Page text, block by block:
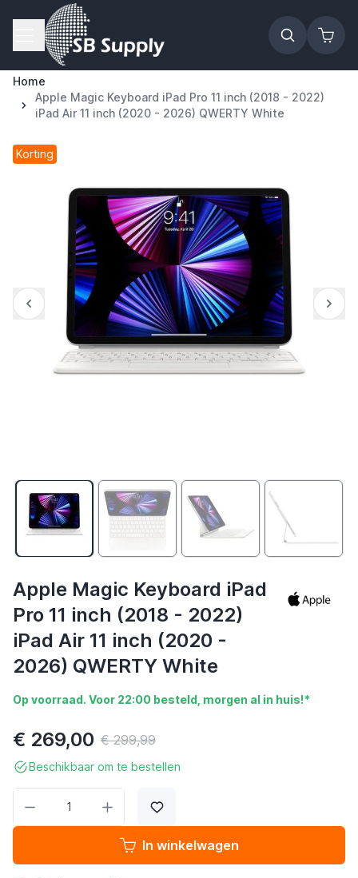
Ga naar de inhoud
Home
Apple Magic Keyboard iPad Pro 11 inch (2018 - 2022)
iPad Air 11 inch (2020 - 2026) QWERTY White
Korting
Apple Magic Keyboard iPad
Pro 11 inch (2018 - 2022)
iPad Air 11 inch (2020 -
2026) QWERTY White
Op voorraad. Voor 22:00 besteld, morgen al in huis!*
€ 269,00 € 299,99
Beschikbaar om te bestellen
In winkelwagen